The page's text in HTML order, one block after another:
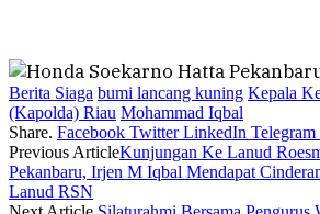
Berita Siaga bumi lancang kuning Kepala
(Kapolda) Riau Mohammad Iqbal
Share. Facebook Twitter LinkedIn Telegram
Previous ArticleKunjungan Ke Lanud
Pekanbaru, Irjen M Iqbal Mendapat
Lanud RSN